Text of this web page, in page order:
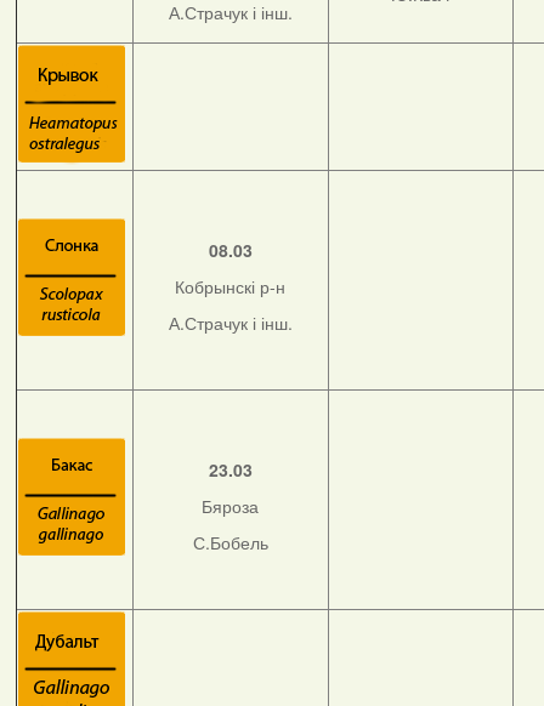
А.Страчук і інш.
08.03
Кобрынскі р-н
А.Страчук і інш.
23.03
Бяроза
С.Бобель